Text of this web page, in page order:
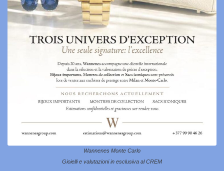
Wannenes Monte Carlo
Gioielli e valutazioni in esclusiva al CREM